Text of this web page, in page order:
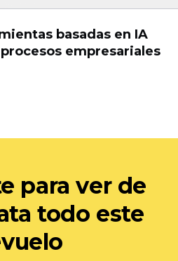
basadas en IA
empresariales
para ver de
todo este